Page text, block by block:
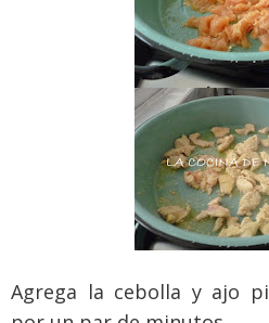
Agrega la cebolla y ajo